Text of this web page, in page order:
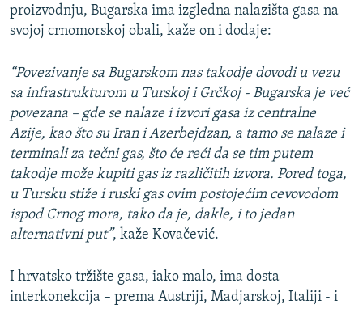
proizvodnju, Bugarska ima izgledna nalazišta gasa na
svojoj crnomorskoj obali, kaže on i dodaje:
“Povezivanje sa Bugarskom nas takodje dovodi u vezu
sa infrastrukturom u Turskoj i Grčkoj - Bugarska je već
povezana – gde se nalaze i izvori gasa iz centralne
Azije, kao što su Iran i Azerbejdzan, a tamo se nalaze i
terminali za tečni gas, što će reći da se tim putem
takodje može kupiti gas iz različitih izvora. Pored toga,
u Tursku stiže i ruski gas ovim postojećim cevovodom
ispod Crnog mora, tako da je, dakle, i to jedan
alternativni put”, kaže Kovačević.
I hrvatsko tržište gasa, iako malo, ima dosta
interkonekcija – prema Austriji, Madjarskoj, Italiji - i